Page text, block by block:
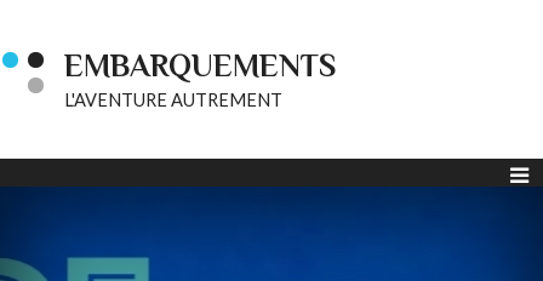
EMBARQUEMENTS
L'AVENTURE AUTREMENT